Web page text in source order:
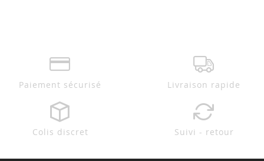
Paiement sécurisé Livraison rapide
Colis discret Suivi - retour